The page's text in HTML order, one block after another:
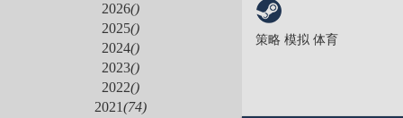
2026()
2025()
2024()
2023()
2022()
2021(74)
策略 模拟 体育